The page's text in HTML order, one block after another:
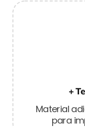
+
Material
para